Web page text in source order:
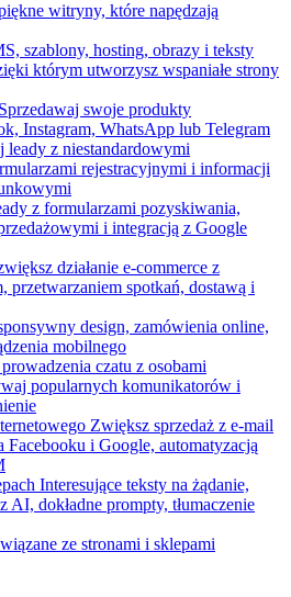
witryny, które napędzają
szablony, hosting, obrazy i teksty
którym utworzysz wspaniałe strony
Sprzedawaj swoje produkty
Instagram, WhatsApp lub Telegram
leady z niestandardowymi
rejestracyjnymi i informacji
z formularzami pozyskiwania,
i integracją z Google
działanie e-commerce z
przetwarzaniem spotkań, dostawą i
design, zamówienia online,
mobilnego
czatu z osobami
popularnych komunikatorów i
Zwiększ sprzedaż z e-mail
Facebooku i Google, automatyzacją
Interesujące teksty na żądanie,
AI, dokładne prompty, tłumaczenie
ze stronami i sklepami